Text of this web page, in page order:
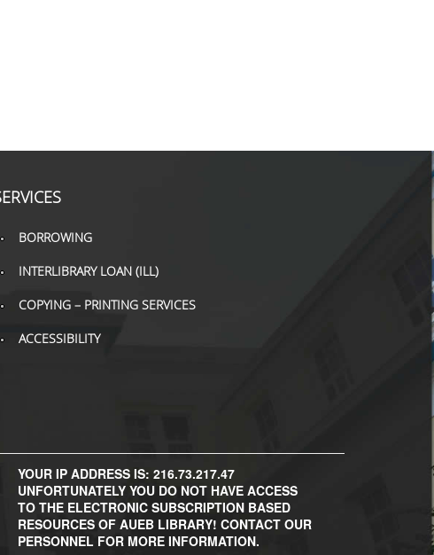
BORROWING
INTERLIBRARY LOAN (ILL)
COPYING – PRINTING SERVICES
ACCESSIBILITY
YOUR IP ADDRESS IS: 216.73.217.47
UNFORTUNATELY YOU DO NOT HAVE ACCESS
TO THE ELECTRONIC SUBSCRIPTION BASED
RESOURCES OF AUEB LIBRARY! CONTACT OUR
PERSONNEL FOR MORE INFORMATION.